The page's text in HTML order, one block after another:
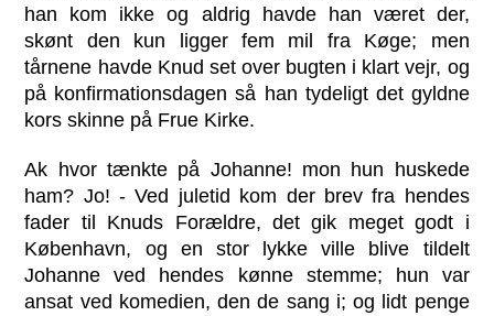
han kom ikke og aldrig havde han været der,
skønt den kun ligger fem mil fra Køge; men
tårnene havde Knud set over bugten i klart vejr, og
på konfirmationsdagen så han tydeligt det gyldne
kors skinne på Frue Kirke.
Ak hvor tænkte på Johanne! mon hun huskede
ham? Jo! - Ved juletid kom der brev fra hendes
fader til Knuds Forældre, det gik meget godt i
København, og en stor lykke ville blive tildelt
Johanne ved hendes kønne stemme; hun var
ansat ved komedien, den de sang i; og lidt penge